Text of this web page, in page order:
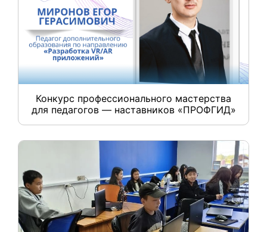
Конкурс профессионального мастерства
для педагогов — наставников «ПРОФГИД»